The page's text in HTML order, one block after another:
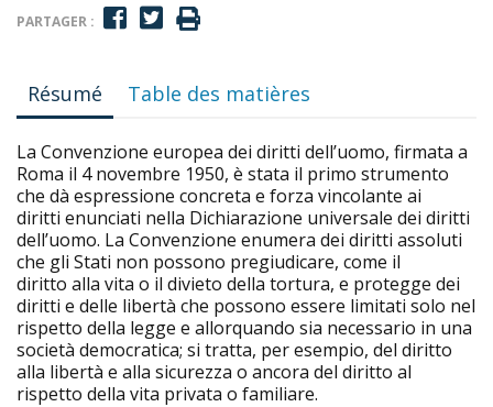
PARTAGER :
Résumé Table des matières
La Convenzione europea dei diritti dell’uomo, firmata a
Roma il 4 novembre 1950, è stata il primo strumento
che dà espressione concreta e forza vincolante ai
diritti enunciati nella Dichiarazione universale dei diritti
dell’uomo. La Convenzione enumera dei diritti assoluti
che gli Stati non possono pregiudicare, come il
diritto alla vita o il divieto della tortura, e protegge dei
diritti e delle libertà che possono essere limitati solo nel
rispetto della legge e allorquando sia necessario in una
società democratica; si tratta, per esempio, del diritto
alla libertà e alla sicurezza o ancora del diritto al
rispetto della vita privata o familiare.